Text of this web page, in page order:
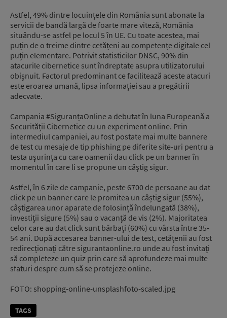
Astfel, 49% dintre locuințele din România sunt abonate la
servicii de bandă largă de foarte mare viteză, România
situându-se astfel pe locul 5 în UE. Cu toate acestea, mai
puțin de o treime dintre cetățeni au competențe digitale cel
puțin elementare. Potrivit statisticilor DNSC, 90% din
atacurile cibernetice sunt îndreptate asupra utilizatorului
obișnuit. Factorul predominant ce facilitează aceste atacuri
este eroarea umană, lipsa informației sau a pregătirii
adecvate.
Campania #SiguranțaOnline a debutat în luna Europeană a
Securității Cibernetice cu un experiment online. Prin
intermediul campaniei, au fost postate mai multe bannere
de test cu mesaje de tip phishing pe diferite site-uri pentru a
testa ușurința cu care oamenii dau click pe un banner în
momentul în care li se propune un câștig sigur.
Astfel, în 6 zile de campanie, peste 6700 de persoane au dat
click pe un banner care le promitea un câștig sigur (55%),
câștigarea unor aparate de folosință îndelungată (38%),
investiții sigure (5%) sau o vacanță de vis (2%). Majoritatea
celor care au dat click sunt bărbați (60%) cu vârsta între 35-
54 ani. După accesarea banner-ului de test, cetățenii au fost
redirecționați către sigurantaonline.ro unde au fost invitați
să completeze un quiz prin care să aprofundeze mai multe
sfaturi despre cum să se protejeze online.
FOTO: shopping-online-unsplashfoto-scaled.jpg
TAGS